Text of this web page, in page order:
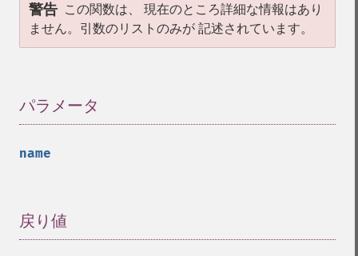
警告 この関数は、 現在のところ詳細な情報はあり
ません。引数のリストのみが 記述されています。
パラメータ
name
戻り値